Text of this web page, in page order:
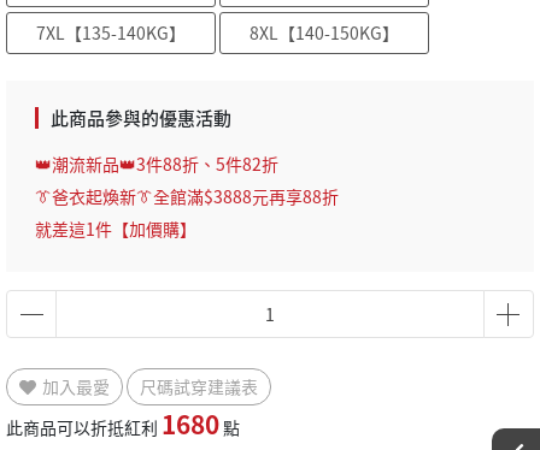
7XL【135-140KG】
8XL【140-150KG】
此商品參與的優惠活動
👑潮流新品👑3件88折、5件82折
👔爸衣起煥新👔全館滿$3888元再享88折
就差這1件【加價購】
加入最愛
尺碼試穿建議表
此商品可以折抵紅利 1680點